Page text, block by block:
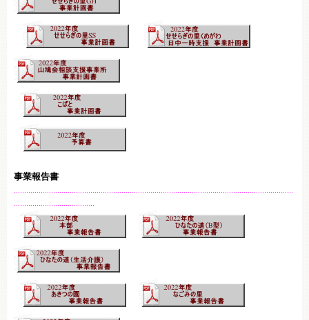
事業報告書
………………………………………………………………………………………………………………………
…………………………………